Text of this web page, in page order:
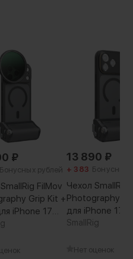
₽
Бонусных рублей
FilMov
Grip Kit +
iPhone 17
13 890 ₽
+ 383 Бонусных
Чехол SmallRig
Photography
для iPhone 17
SmallRig
Нет оценок